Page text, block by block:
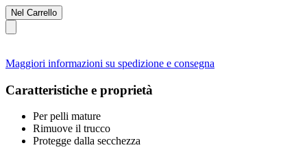
Nel Carrello
Maggiori informazioni su spedizione e consegna
Caratteristiche e proprietà
Per pelli mature
Rimuove il trucco
Protegge dalla secchezza